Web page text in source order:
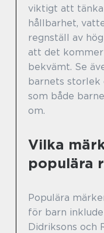
viktigt att
hållbarhet,
regnställ av
att det
bekvämt. Se
barnets storlek
som både
om.
Vilka
populära
Populära
för barn
Didriksons och